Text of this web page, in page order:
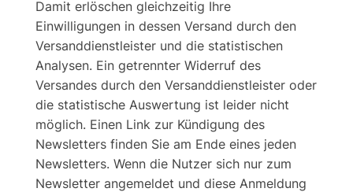
Damit erlöschen gleichzeitig Ihre
Einwilligungen in dessen Versand durch den
Versanddienstleister und die statistischen
Analysen. Ein getrennter Widerruf des
Versandes durch den Versanddienstleister oder
die statistische Auswertung ist leider nicht
möglich. Einen Link zur Kündigung des
Newsletters finden Sie am Ende eines jeden
Newsletters. Wenn die Nutzer sich nur zum
Newsletter angemeldet und diese Anmeldung